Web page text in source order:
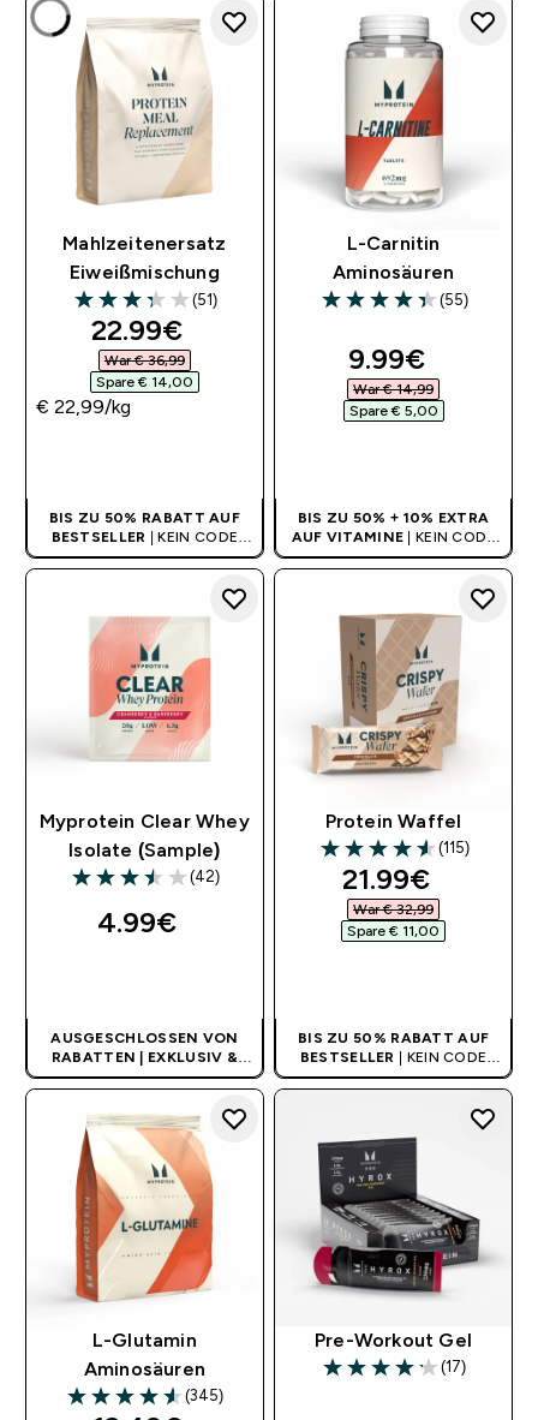
Mahlzeitenersatz
Eiweißmischung
3.33 out of 5 stars
(51)
discounted price
22.99€‎
War € 36,99‎
Spare € 14,00‎
€ 22,99‎/kg
BIS ZU 50% RABATT AUF
BESTSELLER
| KEIN CODE
BENÖTIGT
L-Carnitin
Aminosäuren
4.35 out of 5 stars
(55)
discounted
9.99€‎
War € 14,99‎
Spare € 5,00‎
BIS ZU 50% + 10% EXTRA
AUF VITAMINE
| KEIN CODE
BENÖTIGT
Myprotein Clear Whey
Isolate (Sample)
3.48 out of 5 stars
(42)
4.99€‎
AUSGESCHLOSSEN VON
RABATTEN | EXKLUSIV &
LIMITIERT
Protein Waffel
4.56 out of 5 stars
(115)
discounted
21.99€‎
War € 32,99‎
Spare € 11,00‎
BIS ZU 50% RABATT AUF
BESTSELLER | KEIN CODE
BENÖTIGT
L-Glutamin
Aminosäuren
4.56 out of 5 stars
(345)
Pre-Workout Gel
4.18 out of 5 stars
(17)